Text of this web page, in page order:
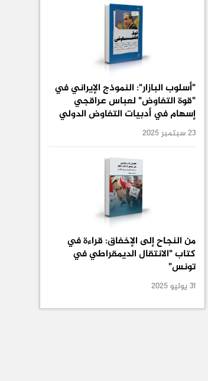
"أسلوب البازار": النموذج الإيراني في
"قوة التفاوض" لعباس عراقجي
إسهام في أدبيات التفاوض الدولي
23 سبتمبر 2025
من النجاح إلى الإخفاق: قراءة في
كتاب "الانتقال الديمقراطي في
تونس"
31 يوليو 2025